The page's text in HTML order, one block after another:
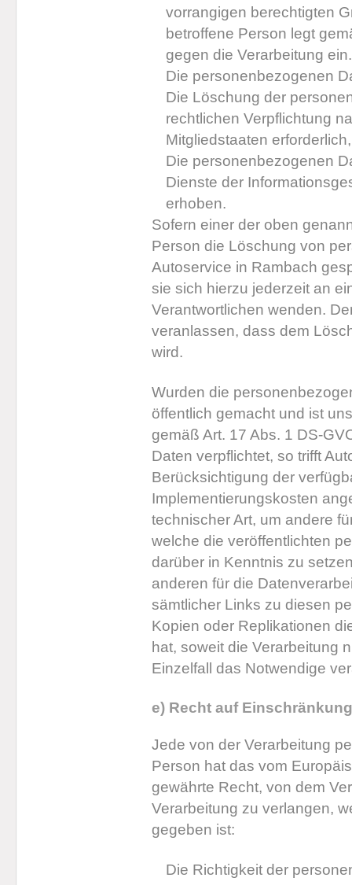
vorrangigen berechtigten
betroffene Person legt
gegen die Verarbeitung ein.
Die personenbezogenen
Die Löschung der
rechtlichen Verpflichtung
Mitgliedstaaten
Die personenbezogenen
Dienste der
erhoben.
Sofern einer der oben
Person die Löschung von
Autoservice in Rambach
sie sich hierzu jederzeit an
Verantwortlichen wenden.
veranlassen, dass dem
wird.
Wurden die
öffentlich gemacht und ist
gemäß Art. 17 Abs. 1 DS-
Daten verpflichtet, so trifft
Berücksichtigung der
Implementierungskosten
technischer Art, um andere
welche die veröffentlichten
darüber in Kenntnis zu
anderen für die
sämtlicher Links zu diesen
Kopien oder Replikationen
hat, soweit die Verarbeitung
Einzelfall das Notwendige
e) Recht auf
Jede von der Verarbeitung
Person hat das vom
gewährte Recht, von dem
Verarbeitung zu verlangen,
gegeben ist:
Die Richtigkeit der